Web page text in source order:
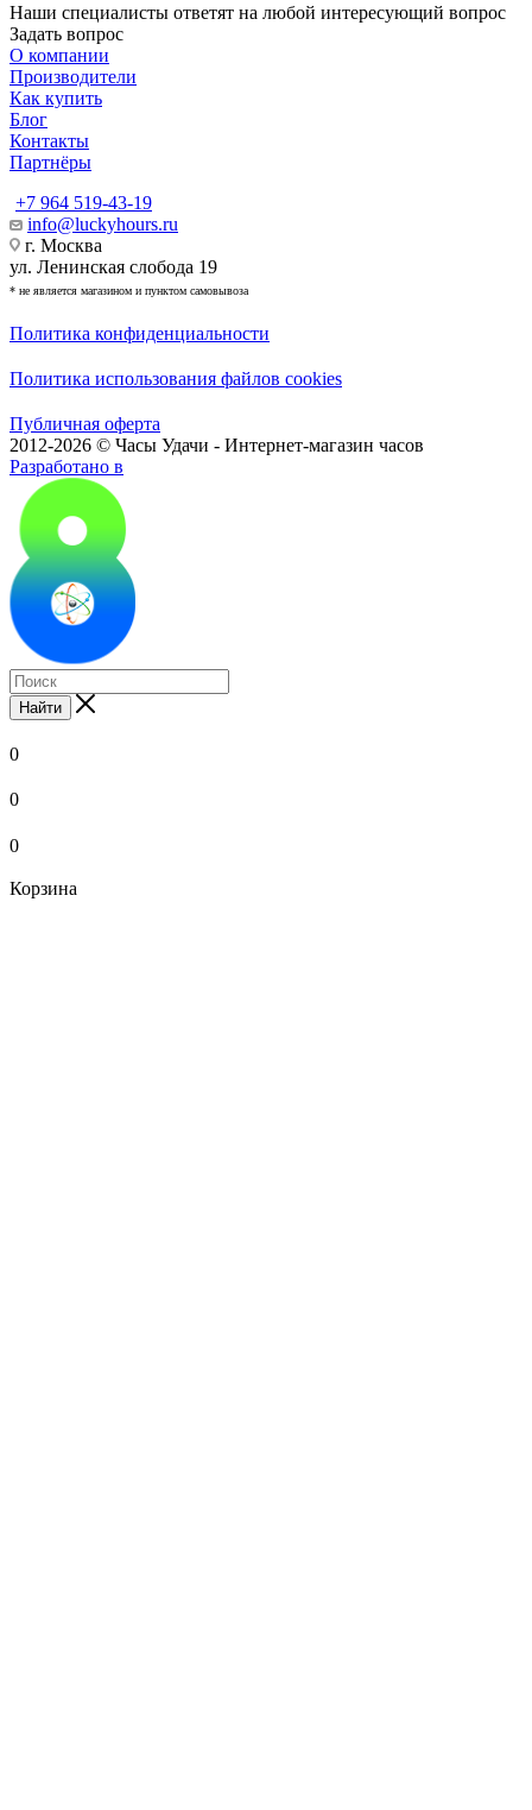
Наши специалисты ответят на любой интересующий вопрос
Задать вопрос
О компании
Производители
Как купить
Блог
Контакты
Партнёры
+7 964 519-43-19
info@luckyhours.ru
г. Москва
ул. Ленинская слобода 19
* не является магазином и пунктом самовывоза
Политика конфиденциальности
Политика использования файлов cookies
Публичная оферта
2012-2026 © Часы Удачи - Интернет-магазин часов
Разработано в
Найти
0
0
0
Корзина